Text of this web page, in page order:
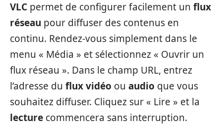
VLC permet de configurer facilement un flux
réseau pour diffuser des contenus en
continu. Rendez-vous simplement dans le
menu « Média » et sélectionnez « Ouvrir un
flux réseau ». Dans le champ URL, entrez
l’adresse du flux vidéo ou audio que vous
souhaitez diffuser. Cliquez sur « Lire » et la
lecture commencera sans interruption.